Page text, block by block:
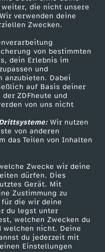
die nicht unsere
verwenden deine
Zwecken.
von bestimmten
dein Erlebnis im
und
anzubieten. Dabei
auf Basis deiner
ZDFheute und
von uns nicht
Wir nutzen
von anderen
das Teilen von Inhalten
Zwecke wir deine
dürfen. Dies
Gerät. Mit
Zustimmung zu
die wir deine
du legst unter
welchen Zwecken du
welchen nicht. Deine
du jederzeit mit
Einstellungen
Kontakt zum ZDF